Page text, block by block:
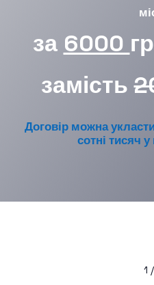
за 6000
замість
Договір можна
сотні тисяч
1